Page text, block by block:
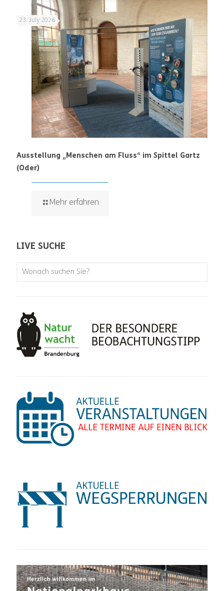
23. July 2026
Ausstellung „Menschen am Fluss“ im Spittel Gartz
(Oder)
Mehr erfahren
LIVE SUCHE